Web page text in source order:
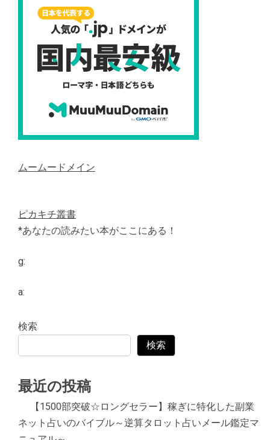
ムームードメイン
ピカキチ叢書
*あなたの読みたい本がここにある！
g:
a:
検索
検索
最近の投稿
【1500部突破☆ロングセラー】稼ぎに特化した副業
ネット占いのバイブル～逆算タロット占いメール鑑定マ